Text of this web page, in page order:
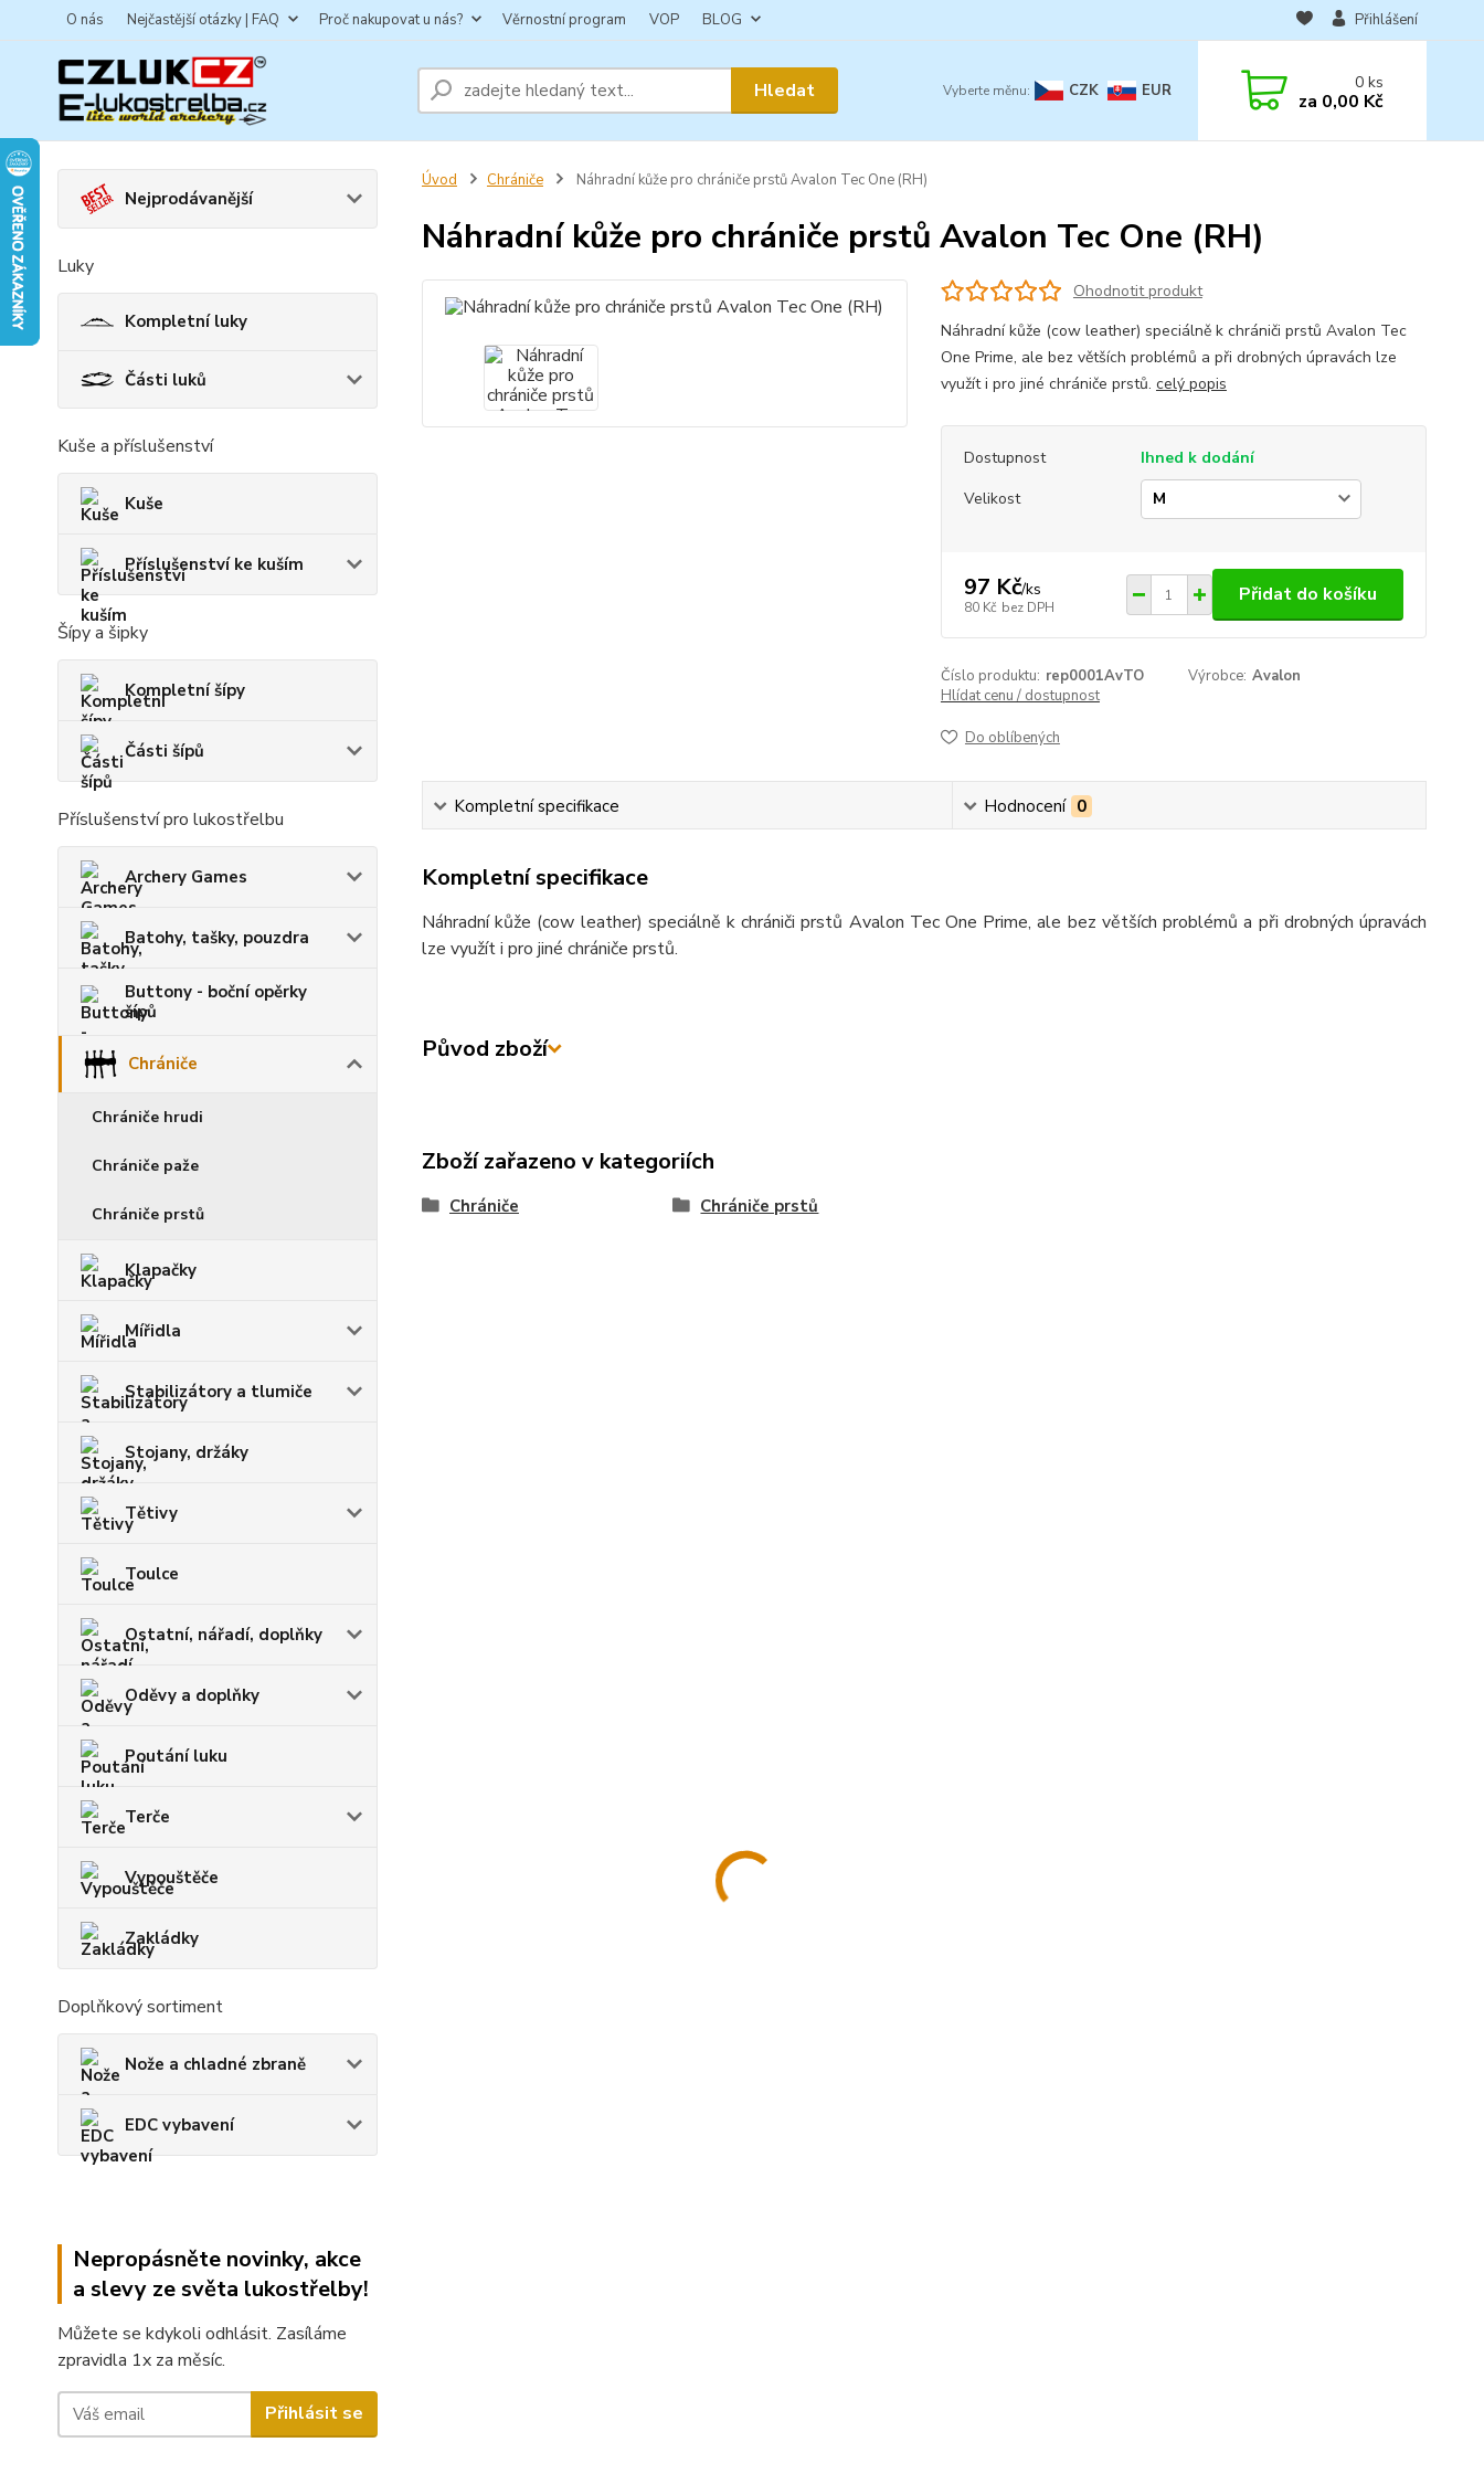
O nás Nejčastější otázky | FAQ Proč nakupovat u nás? Věrnostní program VOP BLOG
CZK EUR
Přihlášení
Hledat 0ks
za 0,00 Kč
Nejprodávanější
Luky
Kompletní luky
Části luků
Kuše a příslušenství
Kuše
Příslušenství ke kuším
Šípy a šipky
Kompletní šípy
Části šípů
Příslušenství pro lukostřelbu
Archery Games
Batohy, tašky, pouzdra
Buttony - boční opěrky
šípů
Chrániče
Chrániče hrudi
Chrániče paže
Chrániče prstů
Klapačky
Mířidla
Stabilizátory a tlumiče
Stojany, držáky
Tětivy
Toulce
Ostatní, nářadí, doplňky
Oděvy a doplňky
Poutání luku
Terče
Vypouštěče
Zakládky
Doplňkový sortiment
Nože a chladné zbraně
EDC vybavení
Nepropásněte novinky, akce
a slevy ze světa lukostřelby!
Můžete se kdykoli odhlásit. Zasíláme
zpravidla 1x za měsíc.
Přihlásit se
Úvod Chrániče Náhradní kůže pro chrániče prstů Avalon Tec One (RH)
Náhradní kůže pro chrániče prstů Avalon Tec One (RH)
Ohodnotit produkt
Náhradní kůže (cow leather) speciálně k chrániči prstů Avalon Tec
One Prime, ale bez větších problémů a při drobných úpravách lze
využít i pro jiné chrániče prstů. celý popis
Dostupnost
Ihned k dodání
Velikost
97 Kč/ks
80 Kč bez DPH
Přidat do košíku
Číslo produktu: rep0001AvTO Výrobce: Avalon
Hlídat cenu / dostupnost
Do oblíbených
Kompletní specifikace Hodnocení 0
Kompletní specifikace
Náhradní kůže (cow leather) speciálně k chrániči prstů Avalon Tec One Prime, ale bez větších problémů a při drobných úpravách
lze využít i pro jiné chrániče prstů.
Původ zboží
Zboží zařazeno v kategoriích
Chrániče Chrániče prstů